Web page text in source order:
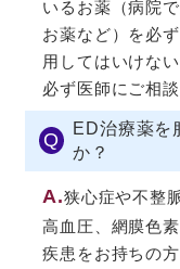
いるお薬（病院
お薬など）を必
用してはいけな
必ず医師にご相談
Q
ED治療薬を
か？
A.狭心症や不整
高血圧、網膜色
疾患をお持ちの